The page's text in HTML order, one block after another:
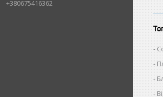
+380675416362